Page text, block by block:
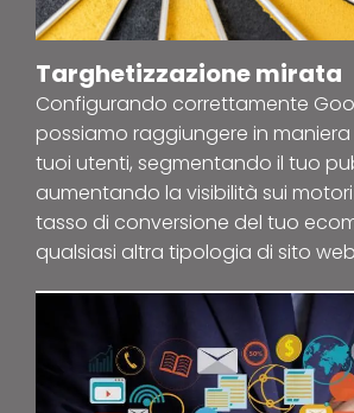
Targhetizzazione mirata
Configurando correttamente
possiamo raggiungere in
tuoi utenti, segmentando il tuo
aumentando la visibilità sui
tasso di conversione del tuo
qualsiasi altra tipologia di sito